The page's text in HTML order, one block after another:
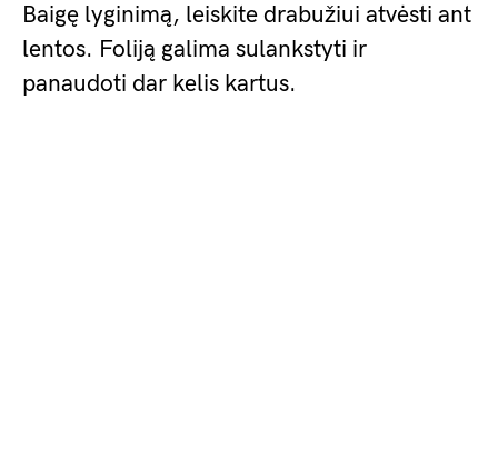
Baigę lyginimą, leiskite drabužiui atvėsti ant
lentos. Foliją galima sulankstyti ir
panaudoti dar kelis kartus.